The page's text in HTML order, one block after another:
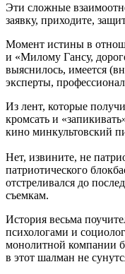
Эти сложные
заявку, приходите,
Момент истины в
и «Милому Гансу,
выяснилось, имеется
эксперты,
Из лент, которые
кромсать и
кино минкультовский
Нет, извините, не
патриотического
отстреливался до
съемкам.
История весьма
психологами и
монолитной компании
в этот шалман не